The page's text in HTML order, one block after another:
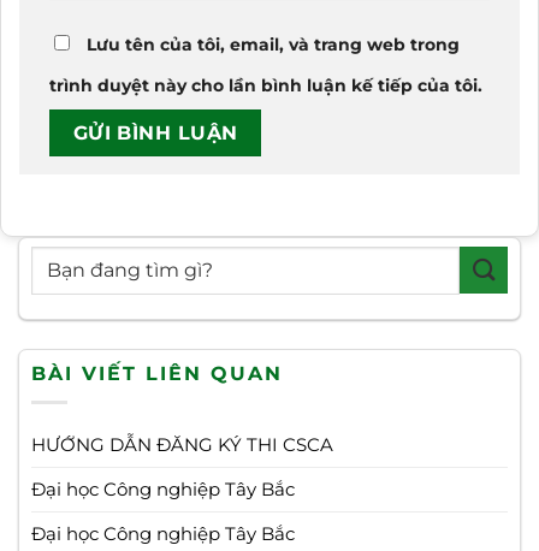
Lưu tên của tôi, email, và trang web trong
trình duyệt này cho lần bình luận kế tiếp của tôi.
BÀI VIẾT LIÊN QUAN
HƯỚNG DẪN ĐĂNG KÝ THI CSCA
Đại học Công nghiệp Tây Bắc
Đại học Công nghiệp Tây Bắc